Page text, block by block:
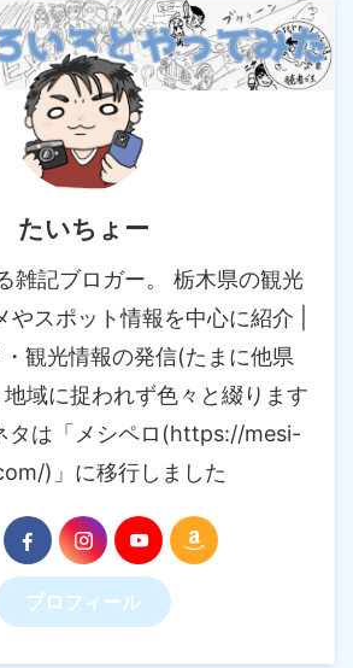
たいちょー
雑記ブロガー。 栃木県の観光
やスポット情報を中心に紹介 |
観光情報の発信(たまに他県
域に捉われず色々と綴ります
タは「メシペロ(https://mesi-
)」に移行しました
プロフィール